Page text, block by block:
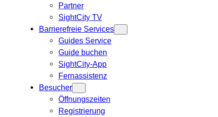
Partner
SightCity TV
Barrierefreie Services
Guides Service
Guide buchen
SightCity-App
Fernassistenz
Besucher
Öffnungszeiten
Registrierung